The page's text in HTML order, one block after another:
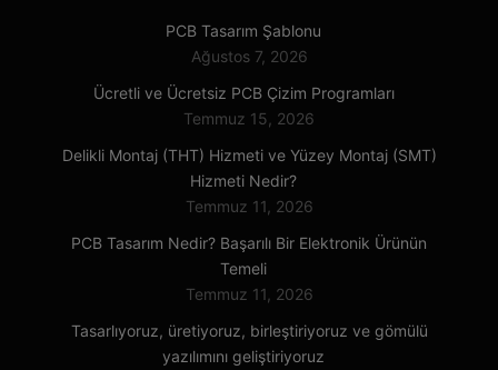
PCB Tasarım Şablonu
Ağustos 7, 2026
Ücretli ve Ücretsiz PCB Çizim Programları
Temmuz 15, 2026
Delikli Montaj (THT) Hizmeti ve Yüzey Montaj (SMT)
Hizmeti Nedir?
Temmuz 11, 2026
PCB Tasarım Nedir? Başarılı Bir Elektronik Ürünün
Temeli
Temmuz 11, 2026
Tasarlıyoruz, üretiyoruz, birleştiriyoruz ve gömülü
yazılımını geliştiriyoruz